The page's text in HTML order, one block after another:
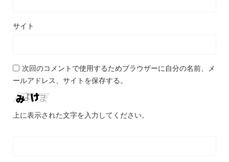
サイト
次回のコメントで使用するためブラウザーに自分の名前、メ
ールアドレス、サイトを保存する。
上に表示された文字を入力してください。